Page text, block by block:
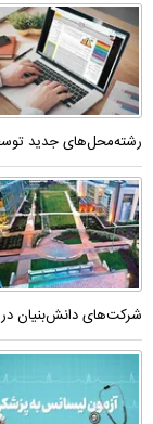
رشته‌محل‌های جدید
شرکت‌های دانش‌بنیان